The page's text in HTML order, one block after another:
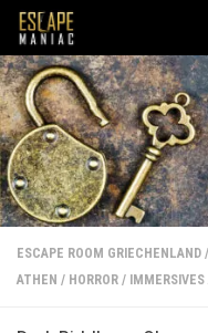
Unter dem Inhalt
ESCAPE ROOM GRIECHENLAND /
ATHEN / HORROR /